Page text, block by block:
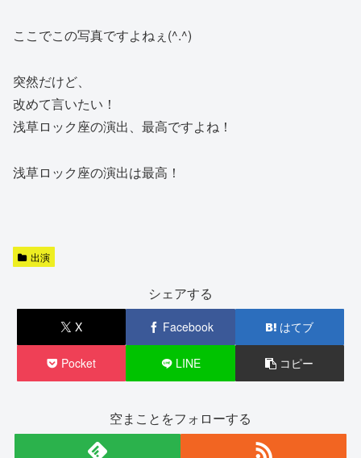
ここでこの写真ですよねぇ(^.^)
突然だけど、
改めて言いたい！
浅草ロック座の演出、最高ですよね！
浅草ロック座の演出は最高！
出演
シェアする
X Facebook はてブ
Pocket LINE コピー
空まことをフォローする